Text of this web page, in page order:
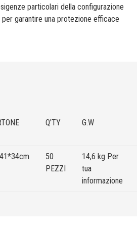
particolari della configurazione
garantire una protezione efficace
Q'TY G.W
50
PEZZI
14,6 kg Per
tua
informazione